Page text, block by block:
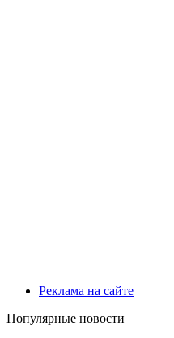
Реклама на сайте
Популярные новости